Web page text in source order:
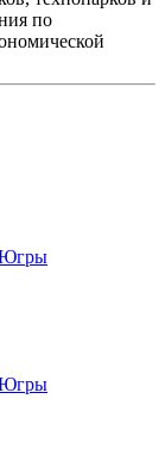
по
Югры
Югры